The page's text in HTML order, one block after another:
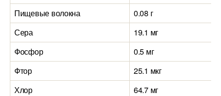
Пищевые волокна
0.08 г
Сера
19.1 мг
Фосфор
0.5 мг
Фтор
25.1 мкг
Хлор
64.7 мг